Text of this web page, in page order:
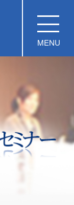
法人 肥後医育振興